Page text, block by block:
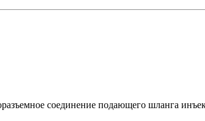
соединение подающего шланга